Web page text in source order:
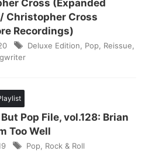
Cross (Expanded
Christopher Cross
Recordings)
Deluxe Edition Pop Reissue
Pop File, vol.128: Brian
Too Well
Pop Rock & Roll